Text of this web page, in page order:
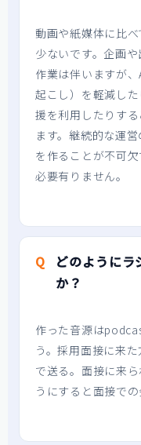
動画や紙媒体に比
少ないです。企画
作業は伴いますが
起こし）を軽減し
援を利用したりす
ます。継続的な運
を作ることが不可
必要有りません。
どのようにラ
か？
作った音源は
う。採用面接に来
で送る。面接に来
うにすると面接で